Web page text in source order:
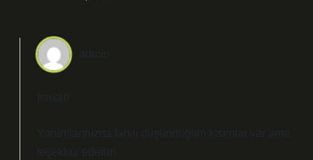
admin
İsmail!
Yorumlarınızda farklı düşündüğüm kısımlar var ama
teşekkür ederim.